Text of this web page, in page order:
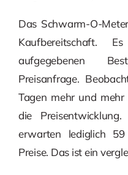
Das Schwarm-O-
Kaufbereitschaft.
aufgegebenen
Preisanfrage.
Tagen mehr und
die
erwarten lediglich
Preise. Das ist ein